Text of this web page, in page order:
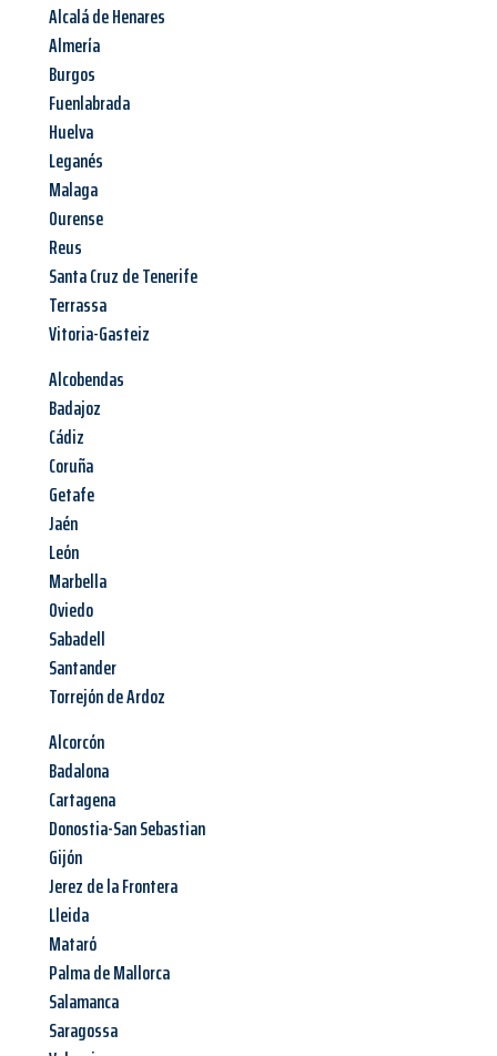
Alcalá de Henares
Almería
Burgos
Fuenlabrada
Huelva
Leganés
Malaga
Ourense
Reus
Santa Cruz de Tenerife
Terrassa
Vitoria-Gasteiz
Alcobendas
Badajoz
Cádiz
Coruña
Getafe
Jaén
León
Marbella
Oviedo
Sabadell
Santander
Torrejón de Ardoz
Alcorcón
Badalona
Cartagena
Donostia-San Sebastian
Gijón
Jerez de la Frontera
Lleida
Mataró
Palma de Mallorca
Salamanca
Saragossa